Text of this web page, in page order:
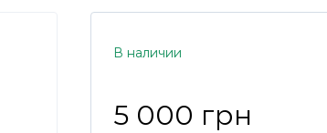
В наличии
5 000 грн